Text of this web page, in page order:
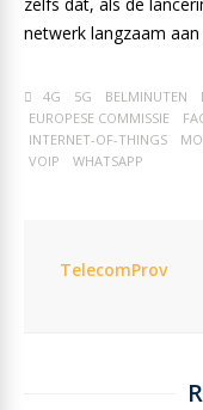
netwerk langzaam
4G 5G BELMINUTEN
EUROPESE COMMISSIE
INTERNET-OF-THINGS
VOIP
WHATSAPP
TelecomProv